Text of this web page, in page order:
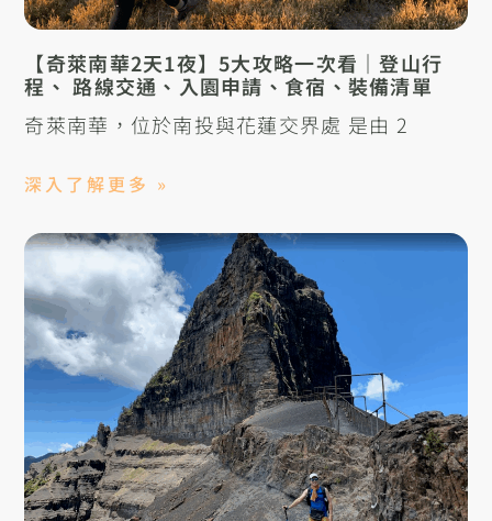
【奇萊南華2天1夜】5大攻略一次看｜登山行
程、 路線交通、入園申請、食宿、裝備清單
奇萊南華，位於南投與花蓮交界處 是由 2
深入了解更多 »